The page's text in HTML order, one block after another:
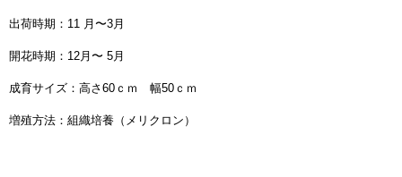
出荷時期：11 月〜3月
開花時期：12月〜 5月
成育サイズ：高さ60ｃｍ 幅50ｃｍ
増殖方法：組織培養（メリクロン）